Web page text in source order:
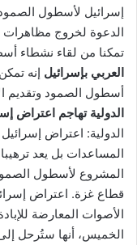
إسرائيل لأسطول
الدعوة لخروج مظاهرات
تمكنا من لقاء نشطاء
العربي بإسرائيل إنه
أسطول الصمود وتقديم
الدولية تهاجم اعتراض
الدولية: اعتراض
المساعدات بل يعد
المشروع لأسطول
قطاع غزة. اعتراض
الأصوات المعارضة
الخميس، أنها ستُرحل